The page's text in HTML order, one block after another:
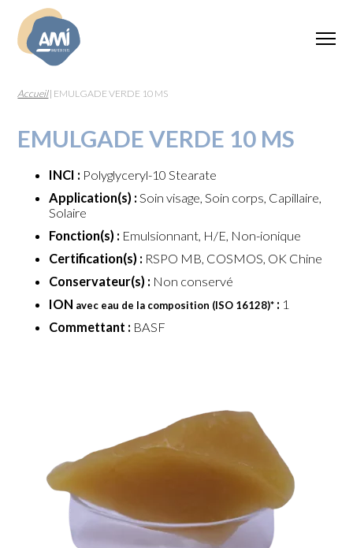
Accueil| EMULGADE VERDE 10 MS
EMULGADE VERDE 10 MS
INCI : Polyglyceryl-10 Stearate
Application(s) : Soin visage, Soin corps, Capillaire,
Solaire
Fonction(s) : Emulsionnant, H/E, Non-ionique
Certification(s) : RSPO MB, COSMOS, OK Chine
Conservateur(s) : Non conservé
ION avec eau de la composition (ISO 16128)* : 1
Commettant : BASF